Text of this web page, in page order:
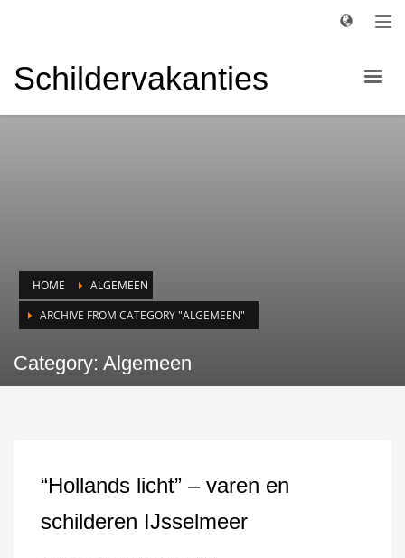
Schildervakanties
HOME
ALGEMEEN
ARCHIVE FROM CATEGORY "ALGEMEEN"
Category: Algemeen
“Hollands licht” – varen en
schilderen IJsselmeer